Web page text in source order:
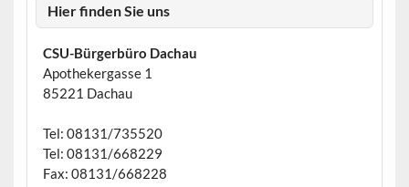
Hier finden Sie uns
CSU-Bürgerbüro Dachau
Apothekergasse 1
85221 Dachau
Tel: 08131/735520
Tel: 08131/668229
Fax: 08131/668228